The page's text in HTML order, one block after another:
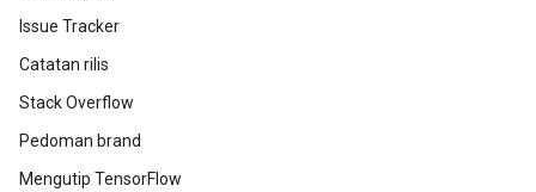
Issue Tracker
Catatan rilis
Stack Overflow
Pedoman brand
Mengutip TensorFlow